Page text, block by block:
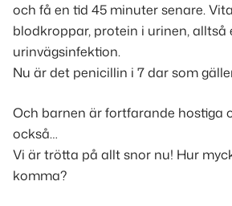
och få en tid 45 minuter senare.
blodkroppar, protein i urinen, alltså
urinvägsinfektion.
Nu är det penicillin i 7 dar som
Och barnen är fortfarande hostiga
också…
Vi är trötta på allt snor nu! Hur
komma?